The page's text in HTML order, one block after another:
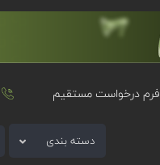
فرم درخواست مستقیم
دسته بندی